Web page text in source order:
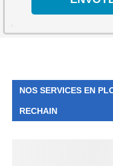
NOS SERVICES EN
RECHAIN